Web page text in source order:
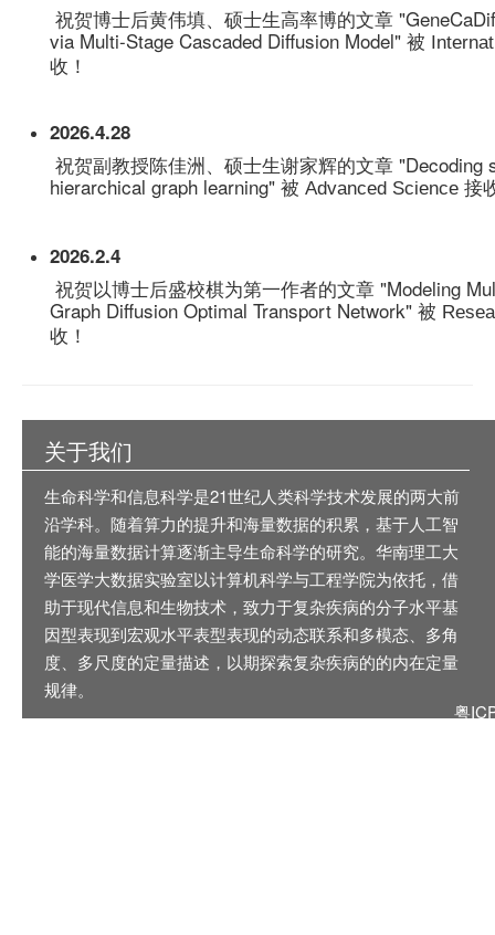
祝贺博士后黄伟填、硕士生高率博的文章
via Multi-Stage Cascaded Diffusion Model" 被
收！
2026.4.28
祝贺副教授陈佳洲、硕士生谢家辉的文章
hierarchical graph learning" 被 Advanced Science 接
2026.2.4
祝贺以博士后盛校棋为第一作者的文章 "Modeling
Graph Diffusion Optimal Transport Network" 被
收！
关于我们
生命科学和信息科学是21世纪人类科学技术发展的两大前
沿学科。随着算力的提升和海量数据的积累，基于人工智
能的海量数据计算逐渐主导生命科学的研究。华南理工大
学医学大数据实验室以计算机科学与工程学院为依托，借
助于现代信息和生物技术，致力于复杂疾病的分子水平基
因型表现到宏观水平表型表现的动态联系和多模态、多角
度、多尺度的定量描述，以期探索复杂疾病的的内在定量
规律。
粤